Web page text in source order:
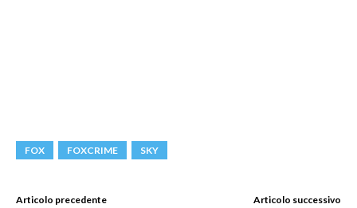
FOX FOXCRIME SKY
Articolo precedente Articolo successivo